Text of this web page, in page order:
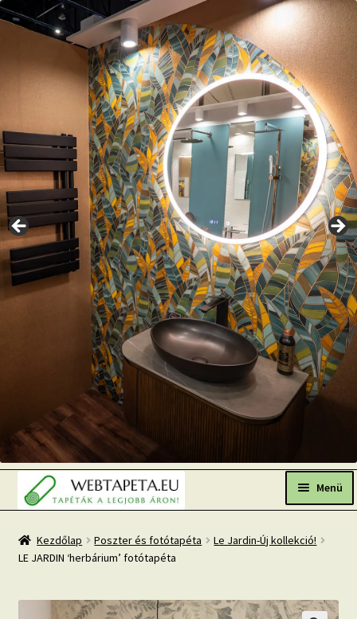
Ugrás
a
navigációhoz
Kilépés
a
tartalomba Menü
Népszerű tapéták
Kezdőlap Poszter és fotótapéta
Le Jardin-Új kollekció!
LE JARDIN ‘herbárium’ fotótapéta